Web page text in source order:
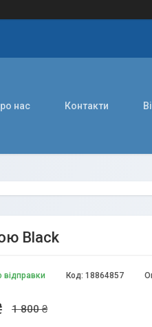
нас Контакти
Black
відправки Код: 18864857
1 800 ₴